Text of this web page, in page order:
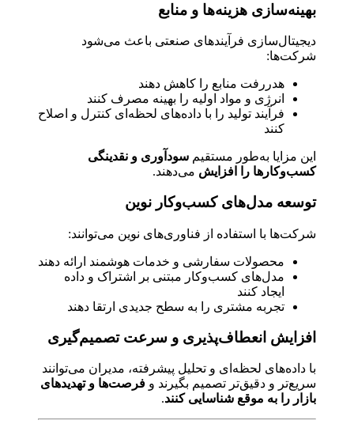
بهینه‌سازی هزینه‌ها و منابع
دیجیتال‌سازی فرآیندهای صنعتی باعث می‌شود
شرکت‌ها:
هدررفت منابع را کاهش دهند
انرژی و مواد اولیه را بهینه مصرف کنند
فرآیند تولید را با داده‌های لحظه‌ای کنترل و اصلاح
کنند
این مزایا به‌طور مستقیم سودآوری و نقدینگی
کسب‌وکارها را افزایش می‌دهند.
توسعه مدل‌های کسب‌وکار نوین
شرکت‌ها با استفاده از فناوری‌های نوین می‌توانند:
محصولات سفارشی و خدمات هوشمند ارائه دهند
مدل‌های کسب‌وکار مبتنی بر اشتراک و داده
ایجاد کنند
تجربه مشتری را به سطح جدیدی ارتقا دهند
افزایش انعطاف‌پذیری و سرعت تصمیم‌گیری
با داده‌های لحظه‌ای و تحلیل پیشرفته، مدیران می‌توانند
سریع‌تر و دقیق‌تر تصمیم بگیرند و فرصت‌ها و تهدیدهای
بازار را به موقع شناسایی کنند.